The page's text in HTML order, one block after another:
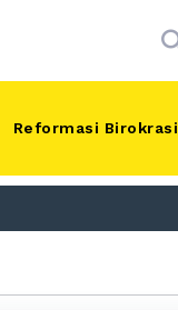
Reformasi Birokrasi